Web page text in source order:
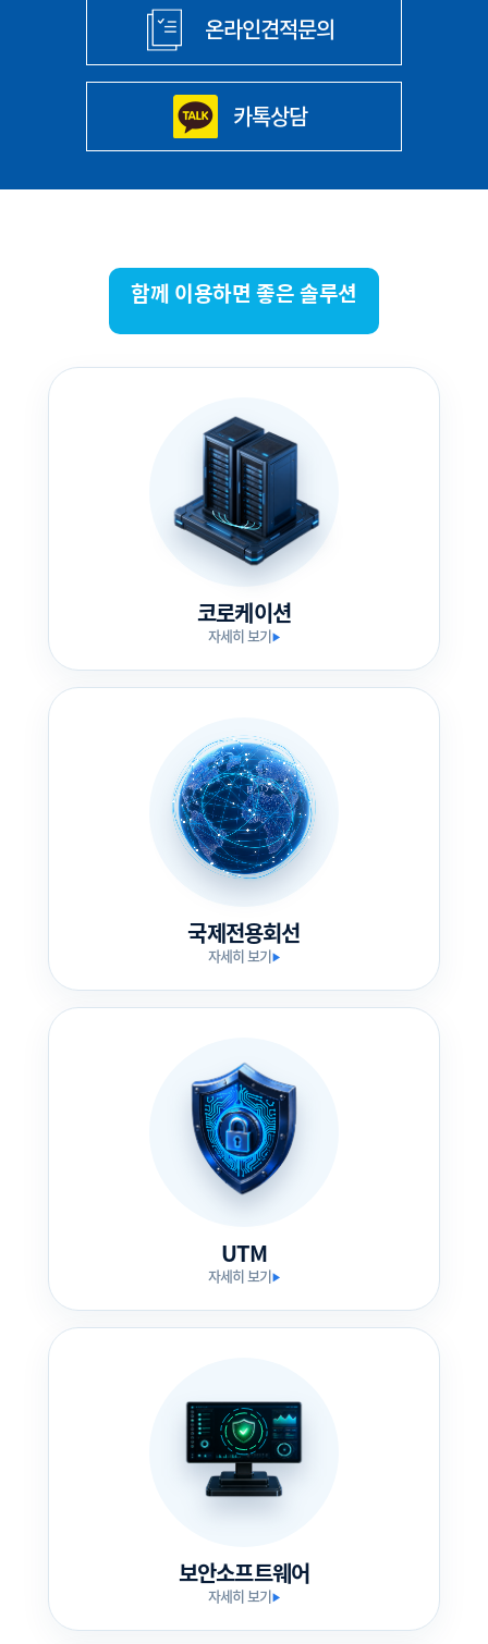
온라인견적문의
카톡상담
함께 이용하면 좋은 솔루션
코로케이션
자세히 보기▶
국제전용회선
자세히 보기▶
UTM
자세히 보기▶
보안소프트웨어
자세히 보기▶